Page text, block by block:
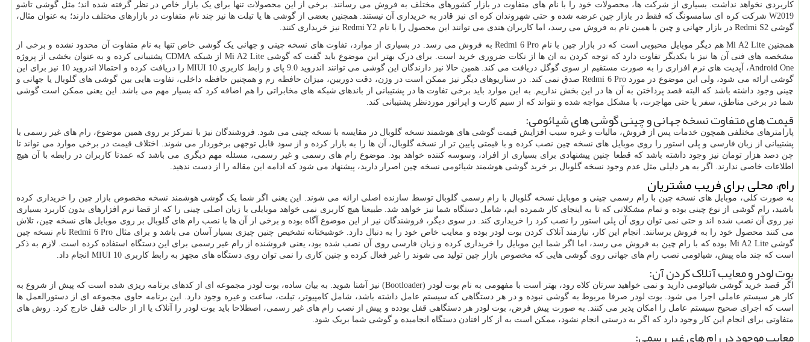
کاربردی نخواهد نداشت. بسیاری از شرکت ‌ها، محصولات خود را با نام‌ های متفاوت در بازار کشورهای مختلف به فروش می ‌رسانند. برخی از این محصولات تنها برای یک بازار خاص در نظر گرفته شده ‌اند؛ مثل گوشی تاشو
W2019 شرکت کره ‌ای سامسونگ که فقط در بازار چین عرضه شده و حتی شهروندان کره ‌ای نیز قادر به خریداری آن نیستند. همچنین بعضی از گوشی ها یا تبلت ها نیز چند نام متفاوت در بازارهای مختلف دارند؛ به عنوان مثال،
گوشی Redmi S2 در بازار جهانی و چین با همین نام به فروش می‌ رسد، اما کاربران هندی می‌ توانند این محصول را با نام Redmi Y2 نیز خریداری کنند.
همچنین Mi A2 Lite هم دیگر موبایل محبوبی است که در بازار چین با نام Redmi 6 Pro به فروش می ‌رسد. در بسیاری از موارد، تفاوت ‌های نسخه چینی و جهانی یک گوشی خاص تنها به نام متفاوت آن محدود نشده و برخی از
مشخصه ‌های فنی آن ها نیز با یکدیگر تفاوت دارد که توجه کردن به ان ها از نکات ضروری خرید است. برای درک بهتر این موضوع باید گفت که گوشی Mi A2 Lite از شبکه CDMA پشتیبانی کرده و به عنوان بخشی از پروژه
Android One، آپدیت‌ های نرم افزاری را به صورت مستقیم از سوی گوگل دریافت می ‌کند. همین حالا نیز دارندگان این گوشی می‌ توانند اندروید 9.0 پای و رابط کاربری MIUI 10 را دریافت کرده و احتمالا اندروید 10 نیز برای این
گوشی ارائه می شود، ولی این موضوع در مورد Redmi 6 Pro صدق نمی‌ کند. در سناریوهای دیگر نیز ممکن است در وزن، دقت دوربین، میزان حافظه رم و همچنین حافظه داخلی، تفاوت ‌هایی بین گوشی های گلوبال یا جهانی و
چینی وجود داشته باشد که البته قصد پرداختن به آن ها در این بخش نداریم. به این موارد باید برخی تفاوت‌ ها در پشتیبانی از باندهای شبکه‌ های مخابراتی را هم اضافه کرد که بسیار مهم می باشد. این یعنی ممکن است گوشی
شما در برخی مناطق، سفر یا حتی مهاجرت، با مشکل مواجه شده و نتواند که از سیم کارت و اپراتور موردنظر پشتیبانی کند.
قیمت های متفاوت نسخه جهانی و چینی گوشی های شیائومی:
پارامترهای مختلفی همچون خدمات پس از فروش، مالیات و غیره سبب افزایش قیمت گوشی های هوشمند نسخه گلوبال در مقایسه با نسخه چینی می‌ شود. فروشندگان نیز با تمرکز بر روی همین موضوع، رام های غیر رسمی با
پشتیبانی از زبان فارسی و پلی استور را روی موبایل های نسخه چین نصب کرده و با قیمتی پایین ‌تر از نسخه گلوبال، آن ها را به بازار کرده و از سود قابل توجهی برخوردار می شوند. اختلاف قیمت در برخی موارد می‌ تواند تا
چن دصد هزار تومان نیز وجود داشته باشد که قطعا چنین پیشنهادی برای بسیاری از افراد، وسوسه ‌کننده خواهد بود. موضوع رام های رسمی و غیر رسمی، مسئله مهم دیگری می باشد که عمدتا کاربران در رابطه با آن هیچ
اطلاعات خاصی ندارند. اگر به هر دلیلی مثل عدم وجود نسخه گلوبال بر خرید گوشی هوشمند شیائومی نسخه چین اصرار دارید، پیشنهاد می شود که ادامه این مقاله را از دست ندهید.
رام، محلی برای فریب مشتریان
به صورت کلی، موبایل های نسخه چین با رام رسمی چینی و موبایل نسخه گلوبال با رام رسمی گلوبال توسط سازنده اصلی ارائه می‌ شوند. این یعنی اگر شما یک گوشی هوشمند نسخه مخصوص بازار چین را خریداری کرده
باشید، رام گوشی از نوع چینی بوده و تمام مشکلاتی که تا به اینجای کار شمرده ایم، شامل دستگاه شما نیز خواهد شد. طبیعتا هیچ کاربری نمی‌ خواهد موبایلی با زبان اصلی چینی را که از قضا نرم افزارهای بدون کاربرد بسیاری
نیز روی آن نصب شده ‌اند و حتی نمی ‌توان روی آن پلی استور را نصب کرد را خریداری کند. در سوی دیگر، فروشندگان نیز از این موضوع آگاه بوده و برخی از آن ها با نصب رام‌ های گلوبال بر روی موبایل های نسخه چین، تلاش
می ‌کنند محصول خود را به فروش برسانند. انجام این کار، نیازمند آنلاک کردن بوت لودر بوده و معایب خاص خود را به دنبال دارد. خوشبختانه تشخیص چنین چیزی بسیار آسان می باشد و برای مثال Redmi 6 Pro نام نسخه چین
گوشی Mi A2 Lite بوده که با رام چین به فروش می‌ رسد، اما اگر شما این موبایل را خریداری کرده و زبان فارسی روی آن نصب شده بود، یعنی فروشنده از رام غیر رسمی برای این دستگاه استفاده کرده است. لازم به ذکر
است که چند ماه پیش، شیائومی نصب رام های جهانی روی گوشی هایی که مخصوص بازار چین تولید می ‌شوند را غیر فعال کرده و چنین کاری را نمی ‌توان روی دستگاه ‌های مجهز به رابط کاربری MIUI 10 انجام داد.
بوت لودر و معایب آنلاک کردن آن:
اگر قصد خرید گوشی شیائومی دارید و نمی ‌خواهید سرتان کلاه رود، بهتر است با مفهومی به نام بوت لودر (Bootloader) نیز آشنا شوید. به بیان ساده، بوت لودر مجموعه‌ ای از کدهای برنامه ‌ریزی ‌شده است که پیش از شروع به
کار هر سیستم عاملی اجرا می ‌شود. بوت لودر صرفا مربوط به گوشی نبوده و در هر دستگاهی که سیستم عامل داشته باشد، شامل کامپیوتر، تبلت، ساعت و غیره وجود دارد. این برنامه حاوی مجموعه‌ ای از دستورالعمل‌ ها
است که اجرای صحیح سیستم عامل را امکان ‌پذیر می‌ کنند. به صورت پیش‌ فرض، بوت لودر هر دستگاهی قفل بودده و پیش از نصب رام های غیر رسمی، اصطلاحا باید بوت لودر را آنلاک یا از از حالت قفل خارج کرد. روش‌ های
متفاوتی برای انجام این کار وجود دارد که اگر به درستی انجام نشود، ممکن است به از کار افتادن دستگاه انجامیده و گوشی شما بریک شود.